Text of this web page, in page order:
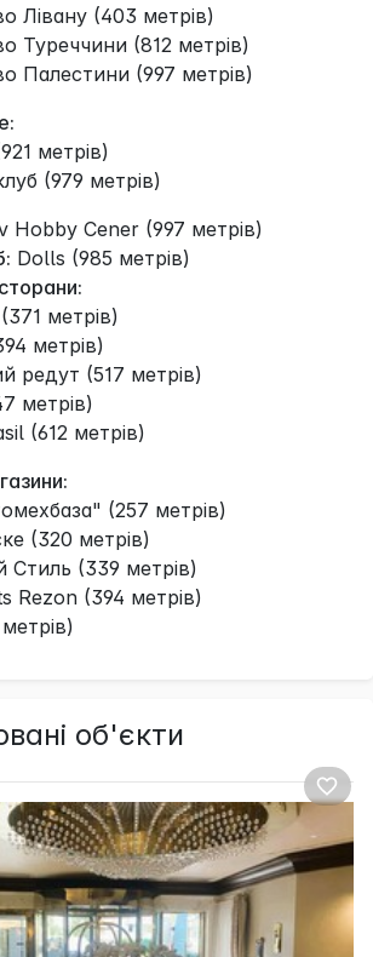
Лівану (403 метрів)
Туреччини (812 метрів)
Палестини (997 метрів)
метрів)
(979 метрів)
Hobby Cener (997 метрів)
Dolls (985 метрів)
метрів)
метрів)
редут (517 метрів)
метрів)
(612 метрів)
(257 метрів)
(320 метрів)
Стиль (339 метрів)
Rezon (394 метрів)
об'єкти